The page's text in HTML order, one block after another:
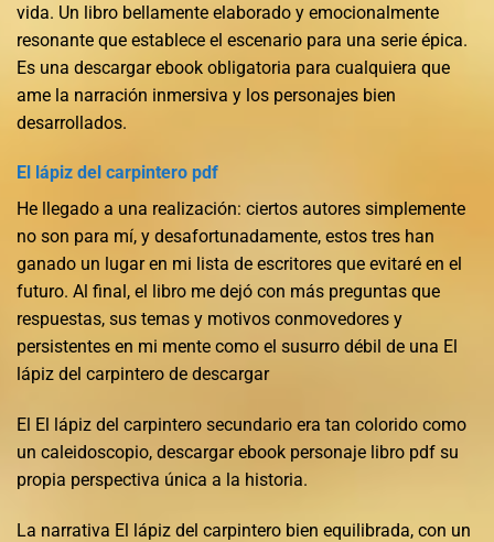
vida. Un libro bellamente elaborado y emocionalmente
resonante que establece el escenario para una serie épica.
Es una descargar ebook obligatoria para cualquiera que
ame la narración inmersiva y los personajes bien
desarrollados.
El lápiz del carpintero pdf
He llegado a una realización: ciertos autores simplemente
no son para mí, y desafortunadamente, estos tres han
ganado un lugar en mi lista de escritores que evitaré en el
futuro. Al final, el libro me dejó con más preguntas que
respuestas, sus temas y motivos conmovedores y
persistentes en mi mente como el susurro débil de una El
lápiz del carpintero de descargar
El El lápiz del carpintero secundario era tan colorido como
un caleidoscopio, descargar ebook personaje libro pdf su
propia perspectiva única a la historia.
La narrativa El lápiz del carpintero bien equilibrada, con un